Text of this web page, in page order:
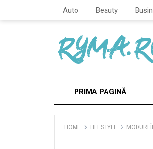
Auto Beauty
PRIMA PAGINĂ
HOME LIFESTYLE MODURI